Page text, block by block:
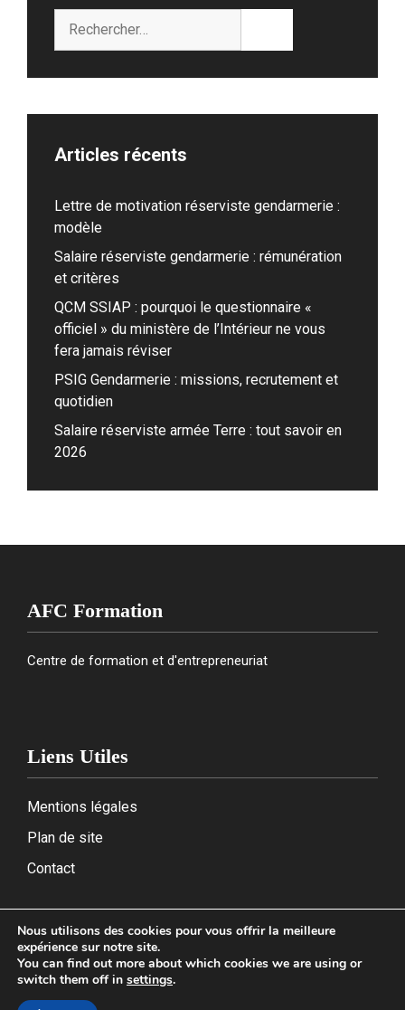
Articles récents
Lettre de motivation réserviste gendarmerie :
modèle
Salaire réserviste gendarmerie : rémunération
et critères
QCM SSIAP : pourquoi le questionnaire «
officiel » du ministère de l’Intérieur ne vous
fera jamais réviser
PSIG Gendarmerie : missions, recrutement et
quotidien
Salaire réserviste armée Terre : tout savoir en
2026
AFC Formation
Centre de formation et d'entrepreneuriat
Liens Utiles
Mentions légales
Plan de site
Contact
2026
Nous utilisons des cookies pour vous offrir la meilleure
expérience sur notre site.
You can find out more about which cookies we are using or
switch them off in settings.